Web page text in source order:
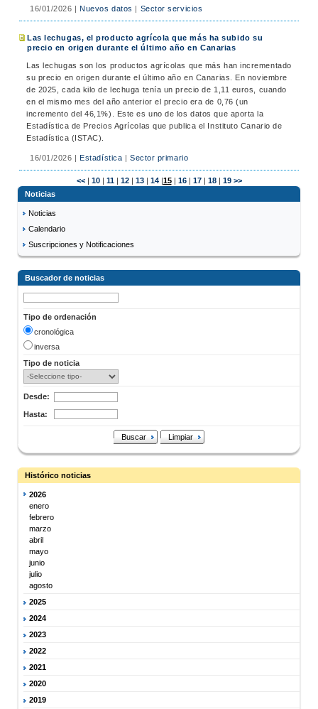
16/01/2026 |Nuevos datos | Sector servicios
Las lechugas, el producto agrícola que más ha subido su
precio en origen durante el último año en Canarias
Las lechugas son los productos agrícolas que más han incrementado
su precio en origen durante el último año en Canarias. En noviembre
de 2025, cada kilo de lechuga tenía un precio de 1,11 euros, cuando
en el mismo mes del año anterior el precio era de 0,76 (un
incremento del 46,1%). Este es uno de los datos que aporta la
Estadística de Precios Agrícolas que publica el Instituto Canario de
Estadística (ISTAC).
16/01/2026 |Estadística | Sector primario
<<| 10| 11| 12| 13| 14|15| 16| 17| 18| 19 >>
Noticias
Noticias
Calendario
Suscripciones y Notificaciones
Buscador de noticias
Tipo de ordenación
cronológica
inversa
Tipo de noticia
Desde:
Hasta:
Buscar Limpiar
Histórico noticias
2026
enero
febrero
marzo
abril
mayo
junio
julio
agosto
2025
2024
2023
2022
2021
2020
2019